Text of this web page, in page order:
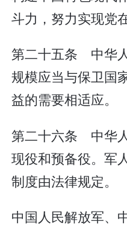
斗力，努力实现党
第二十五条 中华
规模应当与保卫国
益的需要相适应。
第二十六条 中华
现役和预备役。军
制度由法律规定。
中国人民解放军、